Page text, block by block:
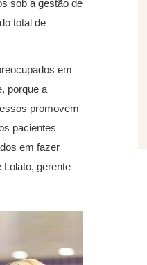
sob a gestão de
total de
em
porque a
promovem
pacientes
em fazer
Lolato, gerente